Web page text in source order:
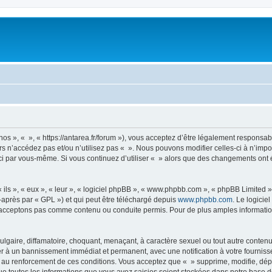
», « », « https://antarea.fr/forum »), vous acceptez d’être légalement
pas et/ou n’utilisez pas « ». Nous pouvons modifier celles-ci à
vous-même. Si vous continuez d’utiliser « » alors que des changements
», « eux », « leur », « logiciel phpBB », « www.phpbb.com », « phpBB Limited
par « GPL ») et qui peut être téléchargé depuis www.phpbb.com. Le
pas comme contenu ou conduite permis. Pour de plus amples
diffamatoire, choquant, menaçant, à caractère sexuel ou tout autre
un bannissement immédiat et permanent, avec une notification à votre
renforcement de ces conditions. Vous acceptez que « » supprime, modifie,